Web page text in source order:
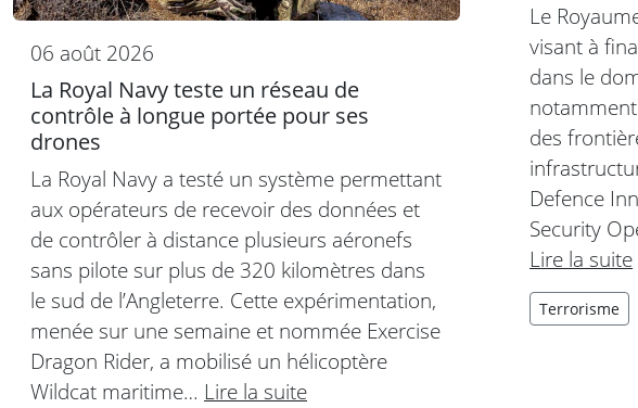
06 août 2026
La Royal Navy teste un réseau de
contrôle à longue portée pour ses
drones
La Royal Navy a testé un système permettant
aux opérateurs de recevoir des données et
de contrôler à distance plusieurs aéronefs
sans pilote sur plus de 320 kilomètres dans
le sud de l’Angleterre. Cette expérimentation,
menée sur une semaine et nommée Exercise
Dragon Rider, a mobilisé un hélicoptère
Wildcat maritime… Lire la suite
Le
visant à
dans le
des
Defence
Security
Lire la suite
Terrorisme